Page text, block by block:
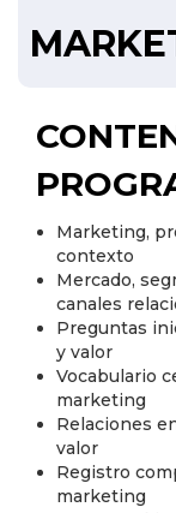
Marketing,
contexto
Mercado,
canales
Preguntas
y valor
Vocabulario
marketing
Relaciones
valor
Registro
marketing